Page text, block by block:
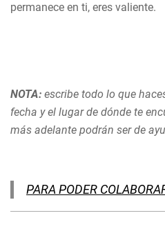
permanece en ti, eres valiente.
NOTA: escribe todo lo que
fecha y el lugar de dónde te
más adelante podrán ser de
PARA PODER